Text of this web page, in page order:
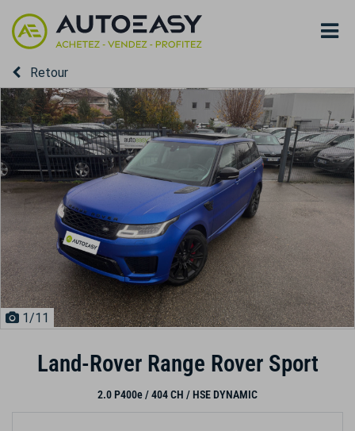
Retour
1/11
Land-Rover Range Rover Sport
2.0 P400e / 404 CH / HSE DYNAMIC